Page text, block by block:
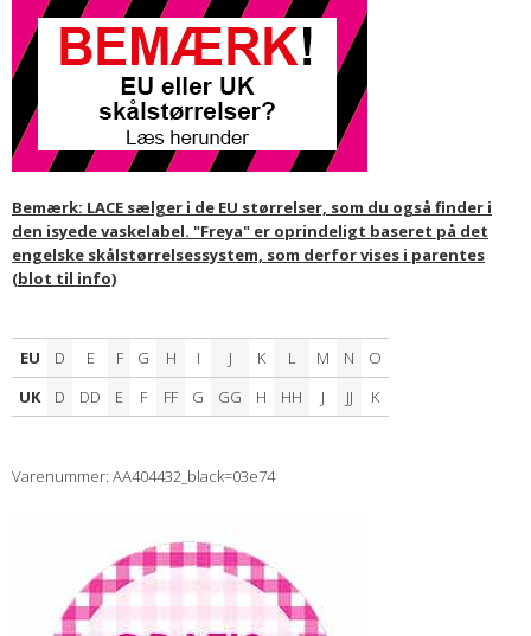
Bemærk: LACE sælger i de EU størrelser, som du også finder i
den isyede vaskelabel. "Freya" er oprindeligt baseret på det
engelske skålstørrelsessystem, som derfor vises i parentes
(blot til info)
EU D E F G H I J K L M N
O
UK
D DD E F FF G GG H HH J JJ K
Varenummer: AA404432_black=03e74